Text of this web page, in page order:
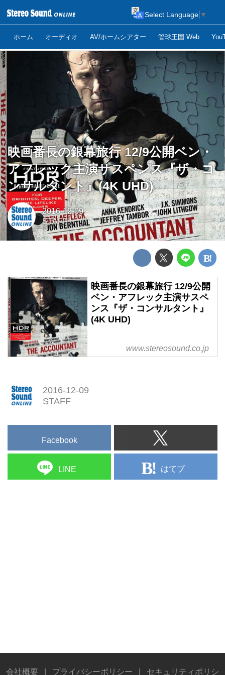
ホーム オーディオ AV/ホームシアター 管球王国 Web
Select Language ▼
映画番長の銀幕旅行 12/9公開ベン・
アフレック主演サスペンス『ザ・コ
ンサルタント』(4K UHD)
2016-12-09
STAFF
映画番長の銀幕旅行 12/9公開
ベン・アフレック主演サスペ
ンス『ザ・コンサルタント』
(4K UHD)
www.stereosound.co.jp
2016-12-09
STAFF
Facebook
LINE はてブ
会社概要 プライバシーポリシー セキュリティポリシ